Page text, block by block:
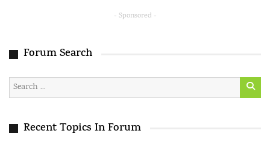
- Sponsored -
Forum Search
Recent Topics In Forum